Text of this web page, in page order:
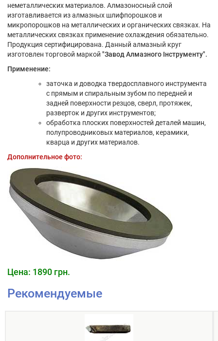
неметаллических материалов. Алмазоносный слой
изготавливается из алмазных шлифпорошков и
микропорошков на металлических и органических связках. На
металлических связках применение охлаждения обязательно.
Продукция сертифицирована. Данный алмазный круг
изготовлен торговой маркой "Завод Алмазного Інструменту".
Применение:
заточка и доводка твердосплавного инструмента
с прямым и спиральным зубом по передней и
задней поверхности резцов, сверл, протяжек,
разверток и других инструментов;
обработка плоских поверхностей деталей машин,
полупроводниковых материалов, керамики,
кварца и других материалов.
Дополнительное фото:
Цена: 1890 грн.
Рекомендуемые